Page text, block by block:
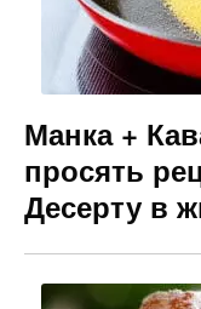
Манка +
просять
Десерту в